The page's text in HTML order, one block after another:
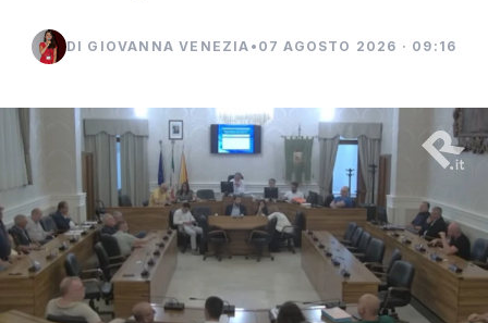
DI GIOVANNA VENEZIA • 07 AGOSTO 2026 · 09:16